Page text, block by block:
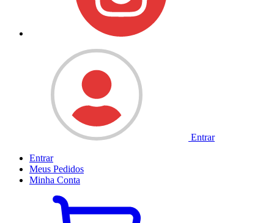
Entrar
Entrar
Meus Pedidos
Minha Conta